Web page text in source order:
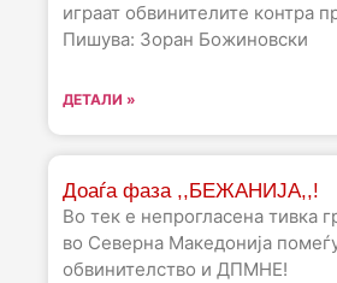
играат обвинителите контра
Пишува: Зоран Божиновски
ДЕТАЛИ »
Доаѓа фаза ,,БЕЖАНИЈА,,!
Во тек е непрогласена тивка
во Северна Македонија
обвинителство и ДПМНЕ!